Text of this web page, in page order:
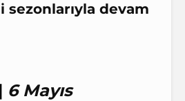
sezonlarıyla devam
6 Mayıs